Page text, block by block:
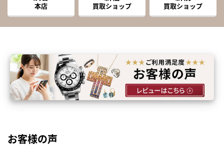
本店 買取ショップ 買取ショップ
お客様の声